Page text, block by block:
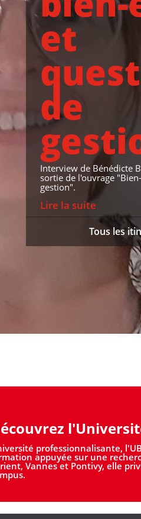
et
de
Interview de Bénédicte
sortie de l'ouvrage
gestion".
Lire la suite
Tous les
professionnalisante,
appuyée sur une
Vannes et Pontivy, elle